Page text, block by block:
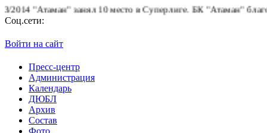
"Атаман" занял 10 место в Суперлиге.БК "Атаман"
Соц.сети:
Войти на сайт
Пресс-центр
Администрация
Календарь
ДЮБЛ
Архив
Состав
Фото